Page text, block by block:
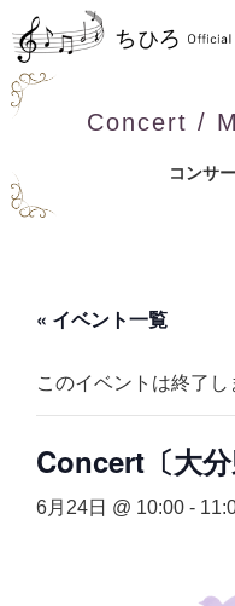
Concert /
コンサ
« イベント一覧
このイベントは終了し
Concert〔大分
6月24日 @ 10:00 -